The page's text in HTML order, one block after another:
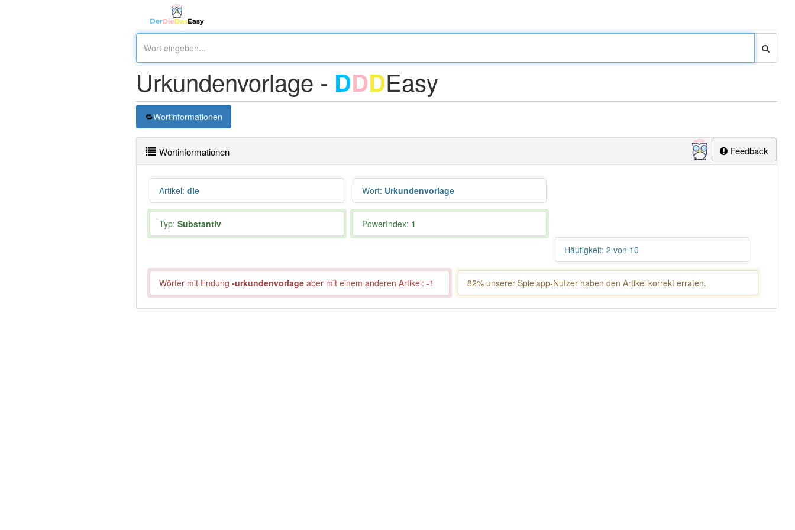
Urkundenvorlage - DDDEasy
Wortinformationen
Feedback
Wortinformationen
Artikel: die Wort: Urkundenvorlage
Typ: Substantiv PowerIndex: 1
Häufigkeit: 2 von 10
Wörter mit Endung -urkundenvorlage aber mit einem anderen Artikel: -1 82% unserer Spielapp-Nutzer haben den Artikel korrekt erraten.